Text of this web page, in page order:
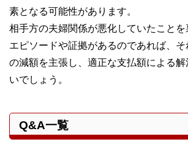
素となる可能性があります。
相手方の夫婦関係が悪化していたこと
エピソードや証拠があるのであれば、
の減額を主張し、適正な支払額による解
いでしょう。
Q&A一覧